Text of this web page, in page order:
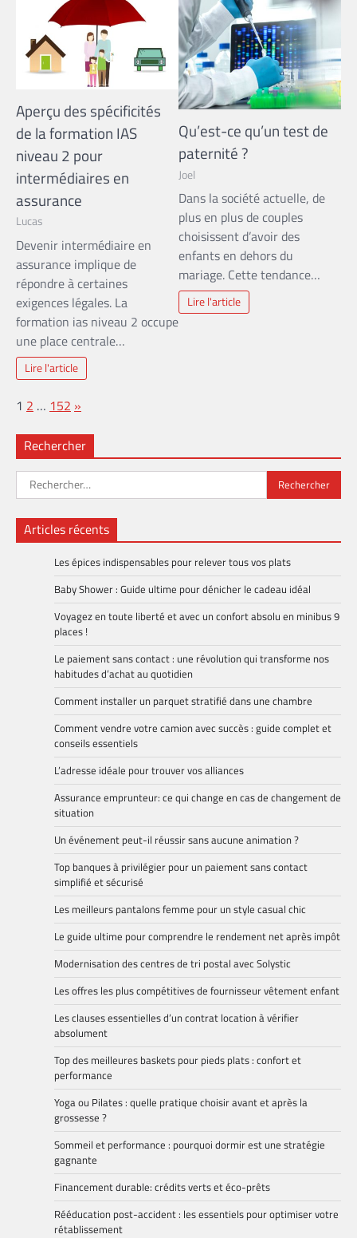
Aperçu des spécificités
de la formation IAS
niveau 2 pour
intermédiaires en
assurance
Lucas
Devenir intermédiaire en
assurance implique de
répondre à certaines
exigences légales. La
formation ias niveau 2 occupe
une place centrale…
Lire l'article
Qu’est-ce qu’un test de
paternité ?
Joel
Dans la société actuelle, de
plus en plus de couples
choisissent d’avoir des
enfants en dehors du
mariage. Cette tendance…
Lire l'article
Page:
1 2 … 152 Next
»
Rechercher
Rechercher :
Articles récents
Les épices indispensables pour relever tous vos plats
Baby Shower : Guide ultime pour dénicher le cadeau idéal
Voyagez en toute liberté et avec un confort absolu en minibus 9
places !
Le paiement sans contact : une révolution qui transforme nos
habitudes d’achat au quotidien
Comment installer un parquet stratifié dans une chambre
Comment vendre votre camion avec succès : guide complet et
conseils essentiels
L’adresse idéale pour trouver vos alliances
Assurance emprunteur: ce qui change en cas de changement de
situation
Un événement peut-il réussir sans aucune animation ?
Top banques à privilégier pour un paiement sans contact
simplifié et sécurisé
Les meilleurs pantalons femme pour un style casual chic
Le guide ultime pour comprendre le rendement net après impôt
Modernisation des centres de tri postal avec Solystic
Les offres les plus compétitives de fournisseur vêtement enfant
Les clauses essentielles d’un contrat location à vérifier
absolument
Top des meilleures baskets pour pieds plats : confort et
performance
Yoga ou Pilates : quelle pratique choisir avant et après la
grossesse ?
Sommeil et performance : pourquoi dormir est une stratégie
gagnante
Financement durable: crédits verts et éco-prêts
Rééducation post-accident : les essentiels pour optimiser votre
rétablissement